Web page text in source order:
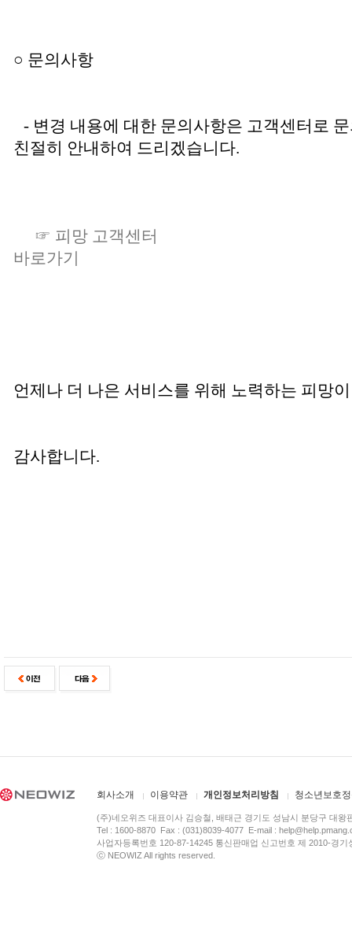
○ 문의사항
- 변경 내용에 대한 문의사항은 고객센터로
친절히 안내하여 드리겠습니다.
☞ 피망 고객센터
바로가기
언제나 더 나은 서비스를 위해 노력하는 피망
감사합니다.
회사소개 이용약관 개인정보처리방침 청소년보호
(주)네오위즈 대표이사 김승철, 배태근 경기도 성남시 분당구 대왕
Tel : 1600-8870 Fax : (031)8039-4077 E-mail :
사업자등록번호 120-87-14245 통신판매업 신고번호 제 2010-경
ⓒ NEOWIZ All rights reserved.